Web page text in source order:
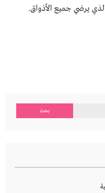
يرضي جميع الأذواق.